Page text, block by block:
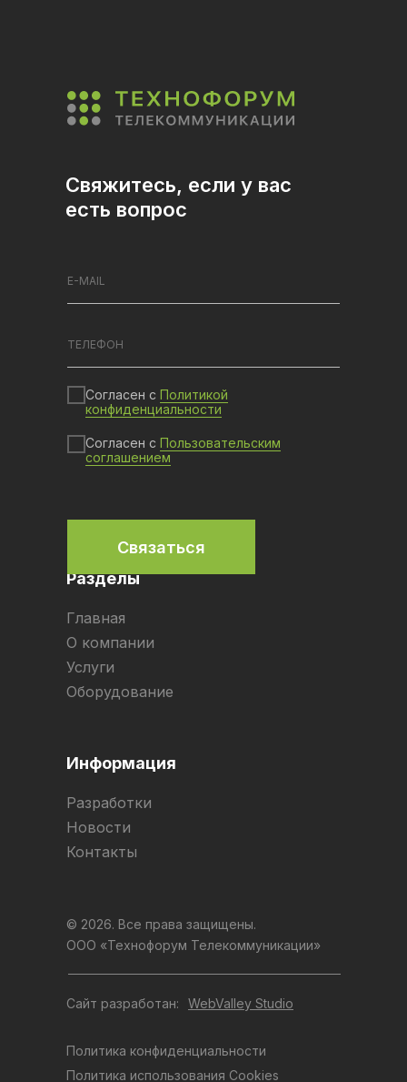
Разделы
Информация
Главная
О компании
Услуги
Оборудование
Разработки
Новости
Контакты
Политика использования Cookies
Политика конфиденциальности
© 2026. Все права защищены.
ООО «Технофорум Телекоммуникации»
Сайт разработан:
Согласен с Политикой
конфиденциальности
Согласен с Пользовательским
соглашением
Связаться
Свяжитесь, если у вас
есть вопрос
WebValley Studio